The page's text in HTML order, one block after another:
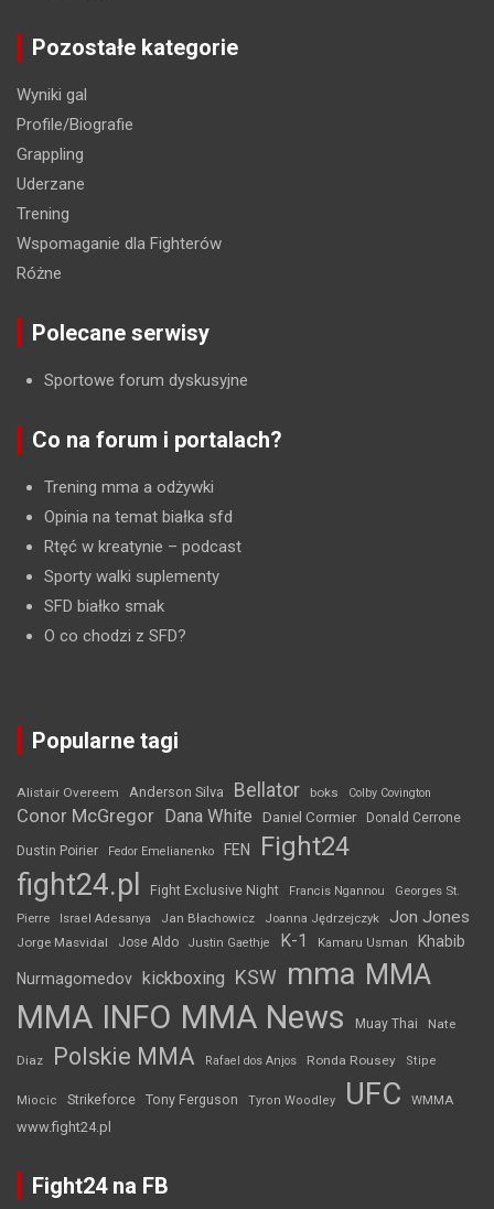
Pozostałe kategorie
Wyniki gal
Profile/Biografie
Grappling
Uderzane
Trening
Wspomaganie dla Fighterów
Różne
Polecane serwisy
Sportowe forum dyskusyjne
Co na forum i portalach?
Trening mma a odżywki
Opinia na temat białka sfd
Rtęć w kreatynie – podcast
Sporty walki suplementy
SFD białko smak
O co chodzi z SFD?
Popularne tagi
Alistair Overeem Anderson Silva Bellator boks Colby Covington
Conor McGregor Dana White Daniel Cormier Donald Cerrone
Dustin Poirier Fedor Emelianenko FEN Fight24
fight24.pl Fight Exclusive Night Francis Ngannou
Georges St.
Pierre
Israel Adesanya Jan Błachowicz Joanna Jędrzejczyk Jon Jones
Jorge Masvidal Jose Aldo Justin Gaethje K-1 Kamaru Usman Khabib
Nurmagomedov kickboxing KSW mma MMA
MMA INFO MMA News Muay Thai Nate
Diaz Polskie MMA Rafael dos Anjos Ronda Rousey Stipe
Miocic Strikeforce Tony Ferguson Tyron Woodley UFC WMMA
www.fight24.pl
Fight24 na FB